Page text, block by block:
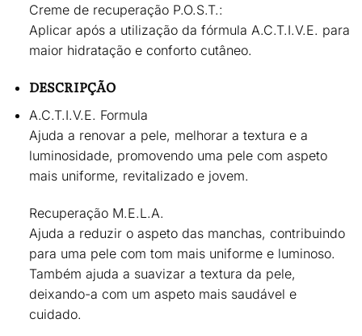
Creme de recuperação P.O.S.T.:
Aplicar após a utilização da fórmula A.C.T.I.V.E. para
maior hidratação e conforto cutâneo.
DESCRIPÇÃO
A.C.T.I.V.E. Formula
Ajuda a renovar a pele, melhorar a textura e a
luminosidade, promovendo uma pele com aspeto
mais uniforme, revitalizado e jovem.
Recuperação M.E.L.A.
Ajuda a reduzir o aspeto das manchas, contribuindo
para uma pele com tom mais uniforme e luminoso.
Também ajuda a suavizar a textura da pele,
deixando-a com um aspeto mais saudável e
cuidado.